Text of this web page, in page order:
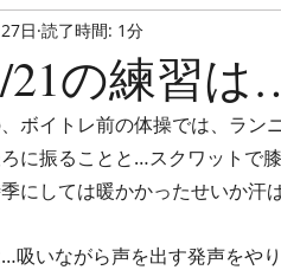
21の練習
日 読了時間: 1分
ボイトレ前の体操では、ラン
に振ることと…スクワットで
にしては暖かかったせいか汗
吸いながら声を出す発声をや